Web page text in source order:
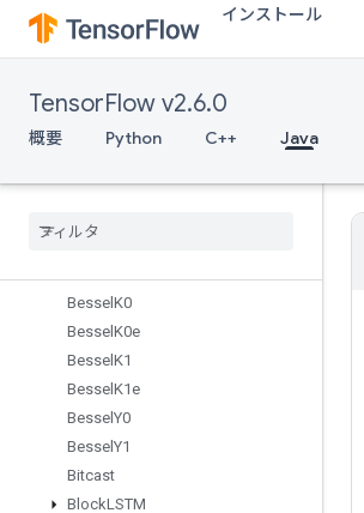
インストール
TensorFlow v2.6.0
概要 Python C++ Java
BarrierTakeMany
Batch
BatchMatMulV3
BatchToSpace
BesselI0
Bessel K0
Bessel K0e
Bessel K1
Bessel K1e
Bessel Y0
Bessel Y1
Bitcast
BlockLSTM